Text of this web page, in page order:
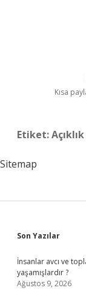
Kısa
Etiket:
Sitemap
Son Yazılar
İnsanlar avcı ve
yaşamışlardır ?
Ağustos 9, 2026